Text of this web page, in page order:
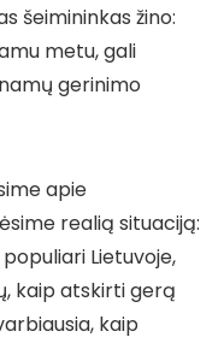
šeimininkas žino:
metu, gali
gerinimo
apie
realią situaciją:
Lietuvoje,
kaip atskirti gerą
kaip